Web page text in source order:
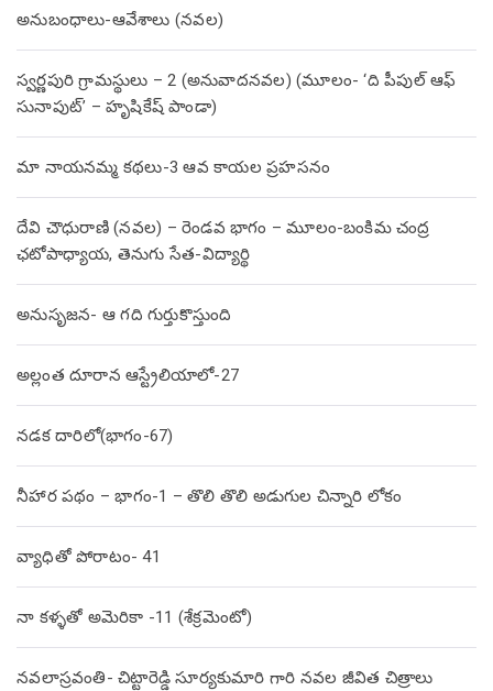
అనుబంధాలు-ఆవేశాలు (నవల)
స్వర్ణపురి గ్రామస్థులు – 2 (అనువాదనవల) (మూలం- ‘ది పీపుల్ ఆఫ్
సునాపుట్’ – హృషికేష్ పాండా)
మా నాయనమ్మ కథలు-3 ఆవ కాయల ప్రహసనం
దేవి చౌధురాణి (నవల) – రెండవ భాగం – మూలం-బంకిమ చంద్ర
ఛటోపాధ్యాయ, తెనుగు సేత-విద్యార్థి
అనుసృజన- ఆ గది గుర్తుకొస్తుంది
అల్లంత దూరాన ఆస్ట్రేలియాలో-27
నడక దారిలో(భాగం-67)
నీహార పథం – భాగం-1 – తొలి తొలి అడుగుల చిన్నారి లోకం
వ్యాధితో పోరాటం- 41
నా కళ్ళతో అమెరికా -11 (శేక్రమెంటో)
నవలాస్రవంతి- చిట్టారెడ్డి సూర్యకుమారి గారి నవల జీవిత చిత్రాలు